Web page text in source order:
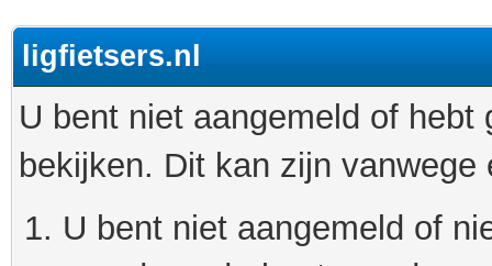
ligfietsers.nl
U bent niet aangemeld of
bekijken. Dit kan zijn
U bent niet aangemeld of